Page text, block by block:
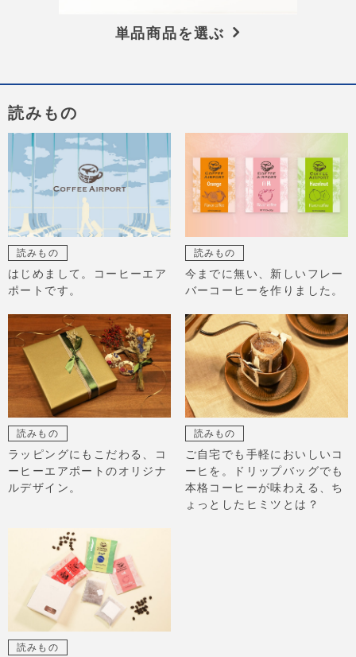
単品商品を選ぶ
読みもの
読みもの
はじめまして。コーヒーエア
ポートです。
読みもの
今までに無い、新しいフレー
バーコーヒーを作りました。
読みもの
ラッピングにもこだわる、コ
ーヒーエアポートのオリジナ
ルデザイン。
読みもの
ご自宅でも手軽においしいコ
ーヒを。ドリップバッグでも
本格コーヒーが味わえる、ち
ょっとしたヒミツとは？
読みもの